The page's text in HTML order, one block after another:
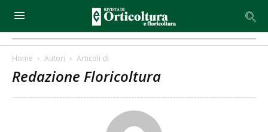
Home Autori Articoli di
Redazione Floricoltura